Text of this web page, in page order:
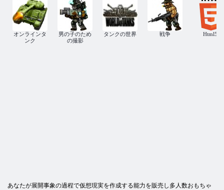
オンラインタ
ンク
男の子のため
の撮影
タンクの世界 戦争 Html5
あなたが展開事象の過程で仮想現実を作成する能力を販売し多人数おもちゃ